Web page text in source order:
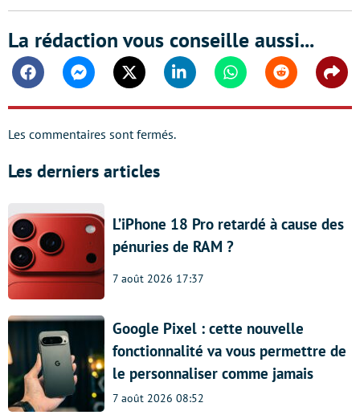
La rédaction vous conseille aussi...
FacebookMessengerTwitter Linkedin WhatsappReddit
Les commentaires sont fermés.
Les derniers articles
L’iPhone 18 Pro retardé à cause des
pénuries de RAM ?
7 août 2026 17:37
Google Pixel : cette nouvelle
fonctionnalité va vous permettre de
le personnaliser comme jamais
7 août 2026 08:52